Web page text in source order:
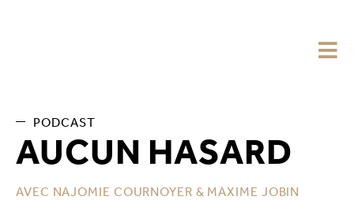
PODCAST
AUCUN HASARD
AVEC NAJOMIE COURNOYER & MAXIME JOBIN